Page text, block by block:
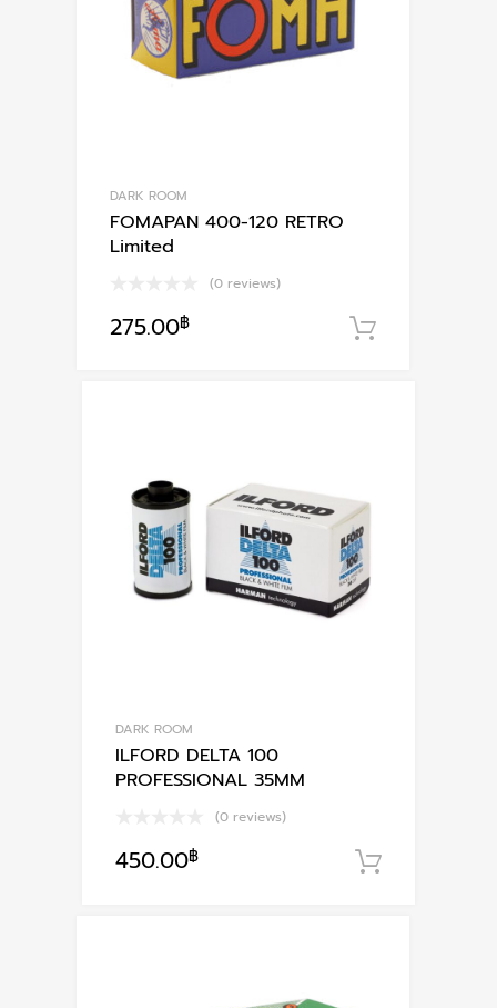
DARK ROOM
FOMAPAN 400-120 RETRO
Limited
(0 reviews)
275.00฿
DARK ROOM
ILFORD DELTA 100
PROFESSIONAL 35MM
(0 reviews)
450.00฿